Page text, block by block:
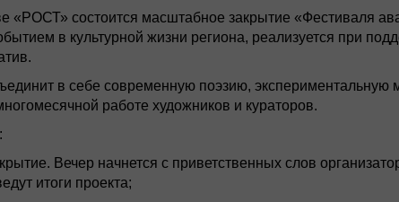
«РОСТ» состоится масштабное закрытие «Фестиваля
в культурной жизни региона, реализуется при
в себе современную поэзию, экспериментальную
работе художников и кураторов.
Вечер начнется с приветственных слов
итоги проекта;